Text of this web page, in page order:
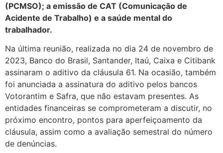
(PCMSO); a emissão de CAT (Comunicação de
Acidente de Trabalho) e a saúde mental do
trabalhador.
Na última reunião, realizada no dia 24 de novembro de
2023, Banco do Brasil, Santander, Itaú, Caixa e Citibank
assinaram o aditivo da cláusula 61. Na ocasião, também
foi anunciada a assinatura do aditivo pelos bancos
Votorantim e Safra, que não estavam presentes. As
entidades financeiras se comprometeram a discutir, no
próximo encontro, pontos para aperfeiçoamento da
cláusula, assim como a avaliação semestral do número
de denúncias.